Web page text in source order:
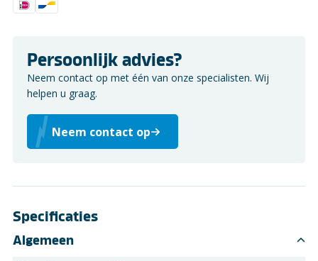
Persoonlijk advies?
Neem contact op met één van onze specialisten. Wij
helpen u graag.
Neem contact op
Specificaties
Algemeen